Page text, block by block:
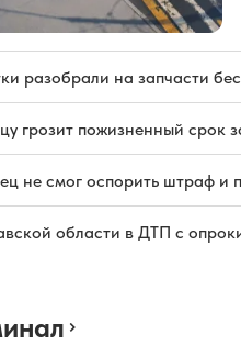
разобрали на запчасти
грозит пожизненный срок
не смог оспорить штраф и
области в ДТП с